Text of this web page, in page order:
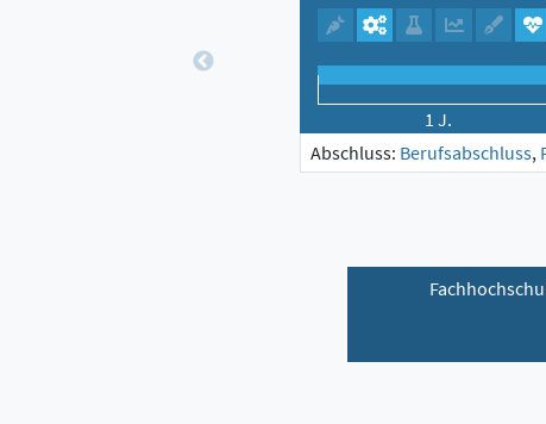
1 J.
Abschluss: Berufsabschluss,